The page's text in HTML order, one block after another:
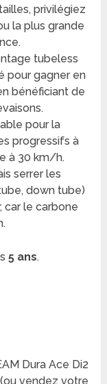
privilégiez
la plus grande
tubeless
pour gagner en
bénéficiant de
pour la
progressifs à
à 30 km/h.
serrer les
down tube)
car le carbone
5 ans.
Dura Ace Di2
vendez votre